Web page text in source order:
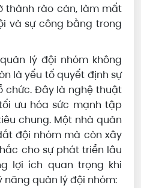
thành rào cản, làm mất
và sự công bằng trong
lý đội nhóm không
là yếu tố quyết định sự
chức. Đây là nghệ thuật
ưu hóa sức mạnh tập
chung. Một nhà quản
đội nhóm mà còn xây
cho sự phát triển lâu
lợi ích quan trọng khi
năng quản lý đội nhóm: